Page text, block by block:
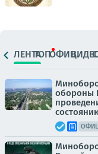
ЛЕНТАТОПОФИЦ.
обороны